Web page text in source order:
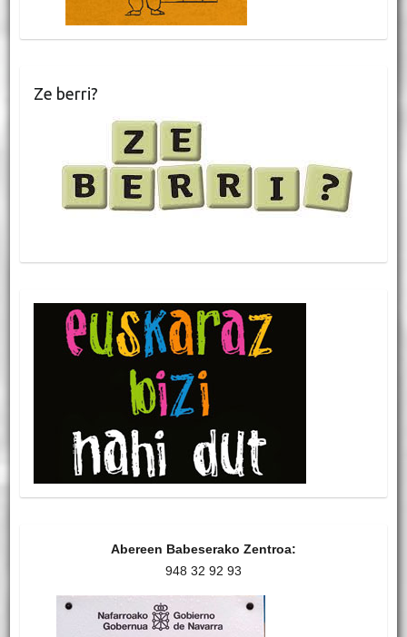
Ze berri?
Abereen Babeserako Zentroa:
948 32 92 93